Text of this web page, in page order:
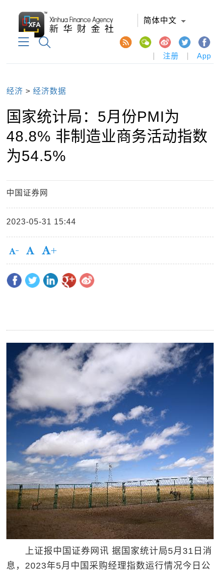
简体中文
注册 App
经济 >经济数据
国家统计局：5月份PMI为
48.8% 非制造业商务活动指数
为54.5%
中国证券网
2023-05-31 15:44
上证报中国证券网讯 据国家统计局5月31日消
息，2023年5月中国采购经理指数运行情况今日公